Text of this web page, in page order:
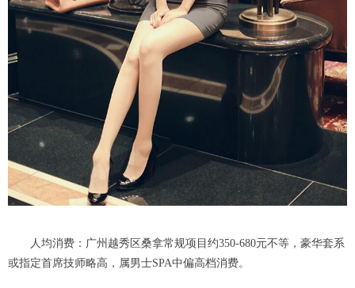
人均消费：广州越秀区桑拿常规项目约350-680元不等，豪华套系
或指定首席技师略高，属男士SPA中偏高档消费。